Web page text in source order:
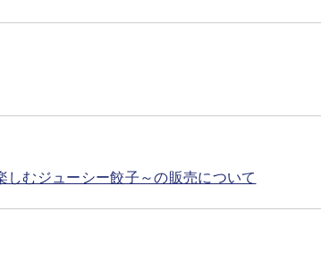
しむジューシー餃子～の販売について